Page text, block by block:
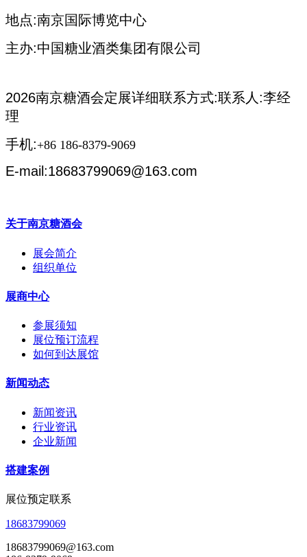
地点:南京国际博览中心
主办:中国糖业酒类集团有限公司
2026南京糖酒会定展详细联系方式:联系人:李经
理
手机:+86 186-8379-9069
E-mail:18683799069@163.com
关于南京糖酒会
展会简介
组织单位
展商中心
参展须知
展位预订流程
如何到达展馆
新闻动态
新闻资讯
行业资讯
企业新闻
搭建案例
展位预定联系
18683799069
18683799069@163.com